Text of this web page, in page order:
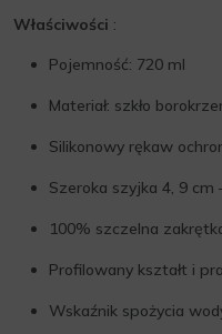
Właściwości :
Pojemność: 720 ml
Materiał: szkło
Silikonowy rękaw
Szeroka szyjka 4, 9 cm
100% szczelna
Profilowany kształt i
Wskaźnik spożycia